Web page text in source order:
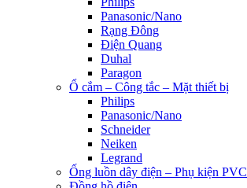
Panasonic/Nano
Rạng Đông
Điện Quang
Duhal
Paragon
Ổ cắm – Công tắc – Mặt thiết bị
Philips
Panasonic/Nano
Schneider
Neiken
Legrand
Ống luồn dây điện – Phụ kiện PVC